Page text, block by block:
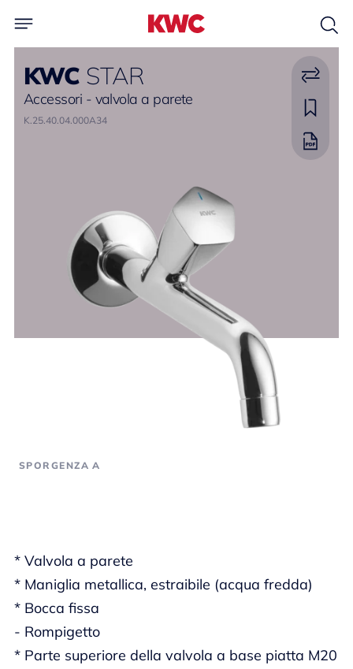
KWC STAR
Accessori - valvola a parete
K.25.40.04.000A34
* Valvola a parete
* Maniglia metallica, estraibile (acqua fredda)
* Bocca fissa
- Rompigetto
* Parte superiore della valvola a base piatta M20
SPORGENZA A